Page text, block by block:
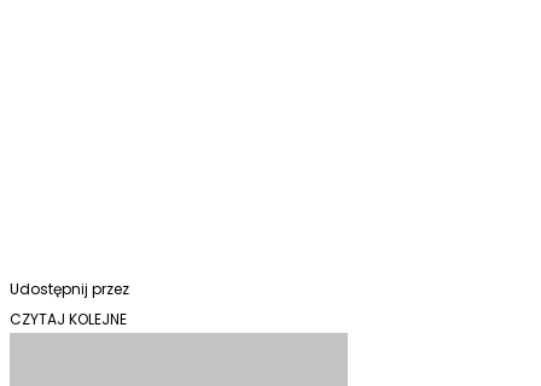
Udostępnij przez
CZYTAJ KOLEJNE